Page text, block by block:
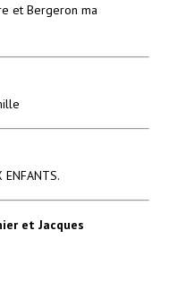
et Bergeron ma
ENFANTS.
et Jacques